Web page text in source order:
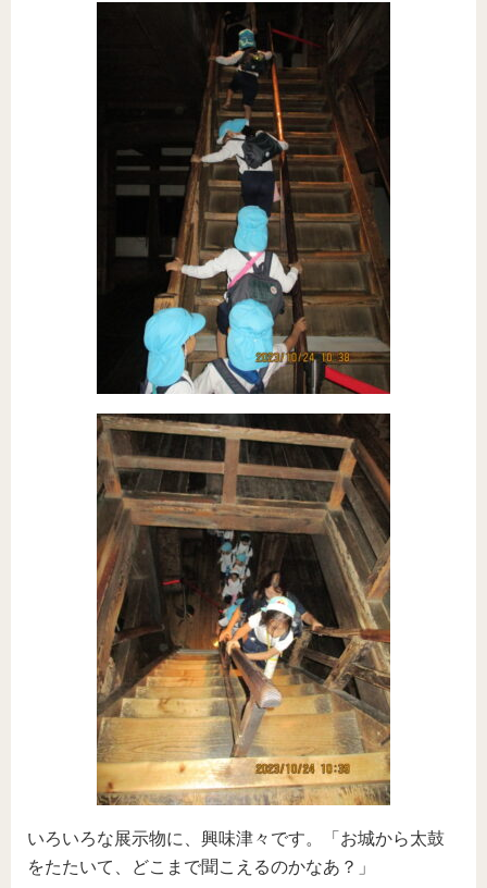
いろいろな展示物に、興味津々です。「お城から太鼓
をたたいて、どこまで聞こえるのかなあ？」